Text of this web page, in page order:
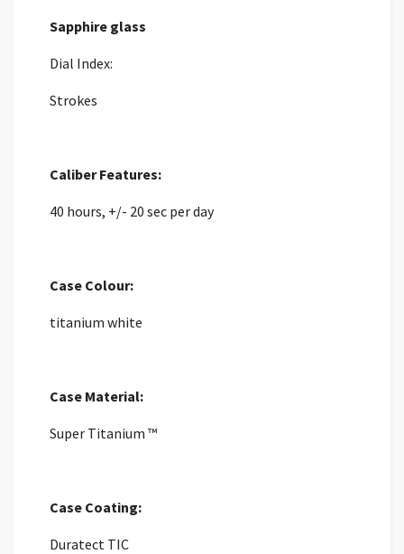
Sapphire glass
Dial Index:
Strokes
Caliber Features:
40 hours, +/- 20 sec per day
Case Colour:
titanium white
Case Material:
Super Titanium ™
Case Coating:
Duratect TIC